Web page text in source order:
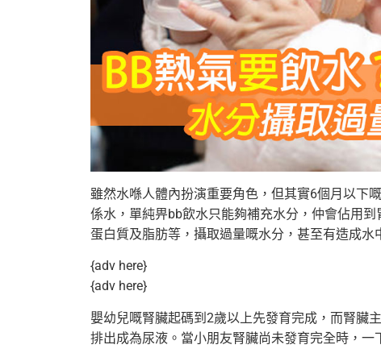
雖然水喺人體內扮演重要角色，但其實6個月以下
係水，單純畀bb飲水只能夠補充水分，仲會佔用
蛋白質及脂肪等，攝取過量嘅水分，甚至有造成水
{adv here}
{adv here}
嬰幼兒嘅腎臟起碼到2歲以上先發育完成，而腎臟
排出成為尿液。當小朋友腎臟尚未發育完全時，